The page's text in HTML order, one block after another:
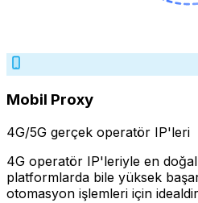
Mobil Proxy
4G/5G gerçek operatör IP'leri
4G operatör IP'leriyle en doğal
platformlarda bile yüksek
otomasyon işlemleri için